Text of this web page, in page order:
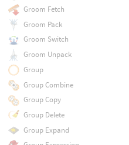
Groom Fetch
Groom Pack
Groom Switch
Groom Unpack
Group
Group Combine
Group Copy
Group Delete
Group Expand